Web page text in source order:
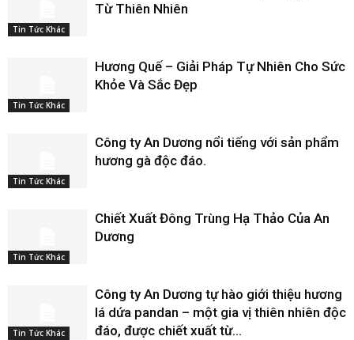
Tin Tức Khác
Từ Thiên Nhiên
Tin Tức Khác
Hương Quế – Giải Pháp Tự Nhiên Cho Sức
Khỏe Và Sắc Đẹp
Tin Tức Khác
Công ty An Dương nổi tiếng với sản phẩm
hương gà độc đáo.
Tin Tức Khác
Chiết Xuất Đông Trùng Hạ Thảo Của An
Dương
Tin Tức Khác
Công ty An Dương tự hào giới thiệu hương
lá dứa pandan – một gia vị thiên nhiên độc
đáo, được chiết xuất từ...